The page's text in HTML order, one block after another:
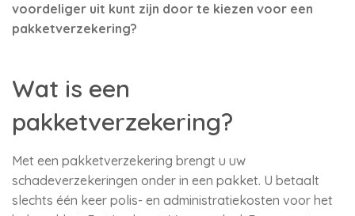
voordeliger uit kunt zijn door te kiezen voor een
pakketverzekering?
Wat is een
pakketverzekering?
Met een pakketverzekering brengt u uw
schadeverzekeringen onder in een pakket. U betaalt
slechts één keer polis- en administratiekosten voor het